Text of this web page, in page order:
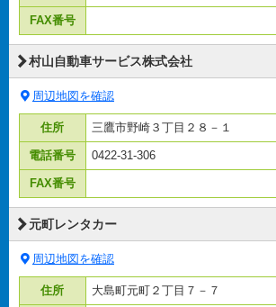
FAX番号
村山自動車サービス株式会社
周辺地図を確認
住所 三鷹市野崎３丁目２８－１
電話番号 0422-31-306
FAX番号
元町レンタカー
周辺地図を確認
住所 大島町元町２丁目７－７